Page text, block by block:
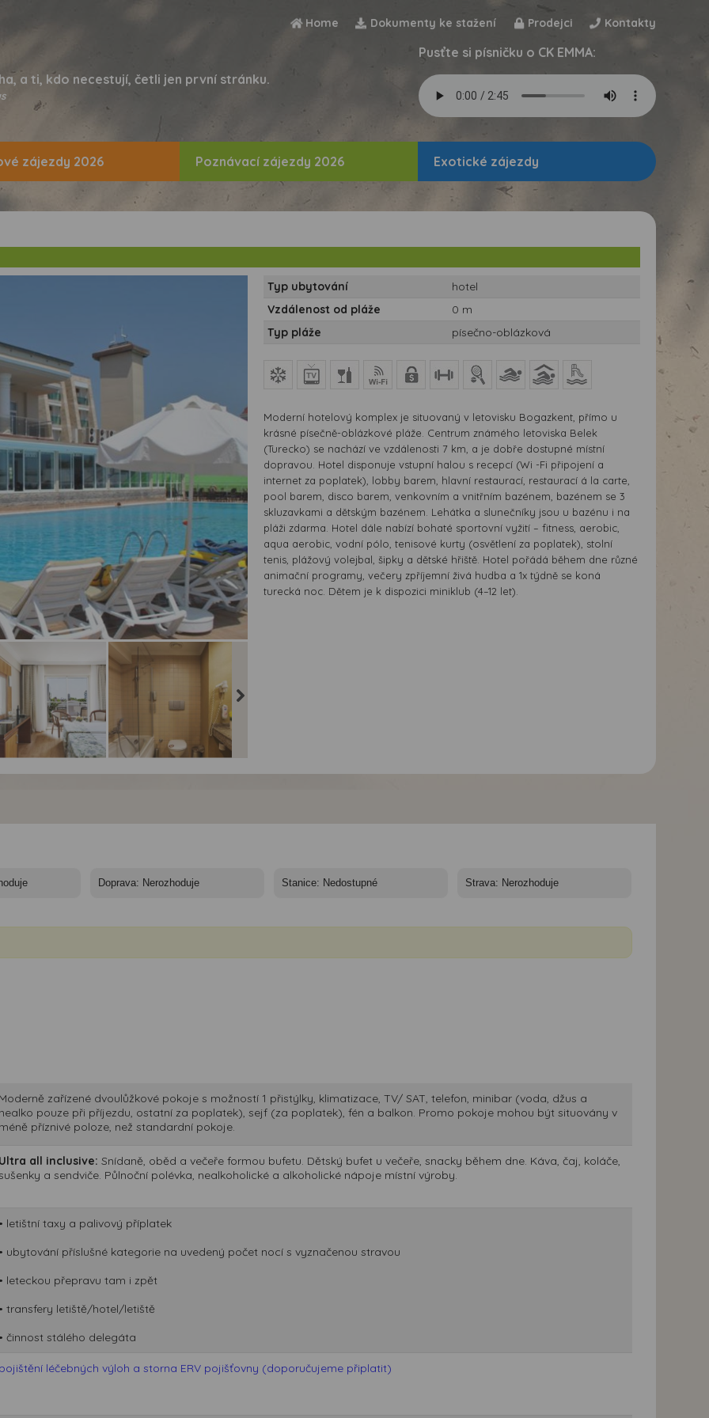
Home Dokumenty ke stažení Prodejci Kontakty
a ti, kdo necestují, četli jen první stránku.
Pusťte si písničku o CK EMMA:
zájezdy 2026 Poznávací zájezdy 2026 Exotické zájezdy
Typ ubytování
hotel
Vzdálenost od pláže
0 m
Typ pláže
písečno-oblázková
Moderní hotelový komplex je situovaný v letovisku Bogazkent, přímo u
krásné písečně-oblázkové pláže. Centrum známého letoviska Belek
(Turecko) se nachází ve vzdálenosti 7 km, a je dobře dostupné místní
dopravou. Hotel disponuje vstupní halou s recepcí (Wi -Fi připojení a
internet za poplatek), lobby barem, hlavní restaurací, restaurací á la carte,
pool barem, disco barem, venkovním a vnitřním bazénem, bazénem se 3
skluzavkami a dětským bazénem. Lehátka a slunečníky jsou u bazénu i na
pláži zdarma. Hotel dále nabízí bohaté sportovní vyžití – fitness, aerobic,
aqua aerobic, vodní pólo, tenisové kurty (osvětlení za poplatek), stolní
tenis, plážový volejbal, šipky a dětské hřiště. Hotel pořádá během dne různé
animační programy, večery zpříjemní živá hudba a 1x týdně se koná
turecká noc. Dětem je k dispozici miniklub (4–12 let).
zařízené dvoulůžkové pokoje s možností 1 přistýlky, klimatizace, TV/ SAT, telefon, minibar (voda, džus a
pouze při příjezdu, ostatní za poplatek), sejf (za poplatek), fén a balkon. Promo pokoje mohou být situovány v
příznivé poloze, než standardní pokoje.
all inclusive: Snídaně, oběd a večeře formou bufetu. Dětský bufet u večeře, snacky během dne. Káva, čaj, koláče,
a sendviče. Půlnoční polévka, nealkoholické a alkoholické nápoje místní výroby.
letištní taxy a palivový příplatek
ubytování příslušné kategorie na uvedený počet nocí s vyznačenou stravou
leteckou přepravu tam i zpět
transfery letiště/hotel/letiště
činnost stálého delegáta
léčebných výloh a storna ERV pojišťovny (doporučujeme připlatit)